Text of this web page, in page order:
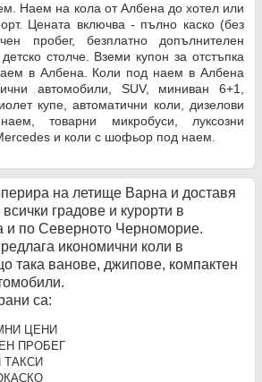
Наем на кола от Албена до хотел или
Цената включва - пълно каско (без
пробег, безплатно допълнителен
столче. Вземи купон за отстъпка
в Албена. Коли под наем в Албена
автомобили, SUV, миниван 6+1,
купе, автоматични коли, дизелови
товарни микробуси, луксозни
и коли с шофьор под наем.
на летище Варна и доставя
градове и курорти в
и по Северното Черноморие.
икономични коли в
така ванове, джипове, компактен
са:
ЦЕНИ
ПРОБЕГ
ТАКСИ